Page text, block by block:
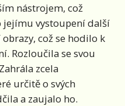
nástrojem, což
jejímu vystoupení další
což se hodilo k
Rozloučila se svou
zcela
určitě o svých
a zaujalo ho.